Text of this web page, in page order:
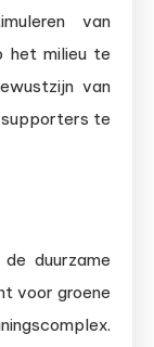
van
het milieu te
van
te
duurzame
voor groene